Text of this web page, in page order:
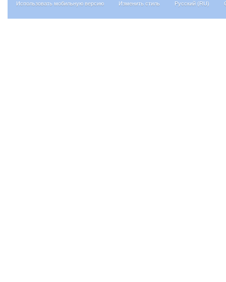
Использовать мобильную версию Изменить стиль Русский (RU)